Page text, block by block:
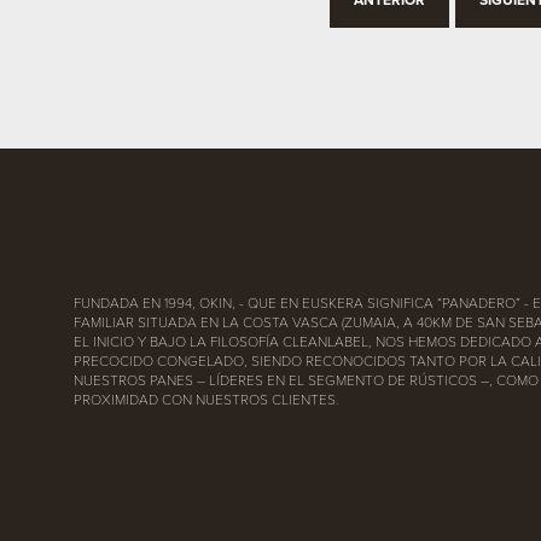
FUNDADA EN 1994, OKIN, - QUE EN EUSKERA SIGNIFICA “PANADERO” -
FAMILIAR SITUADA EN LA COSTA VASCA (ZUMAIA, A 40KM DE SAN
EL INICIO Y BAJO LA FILOSOFÍA CLEANLABEL, NOS HEMOS DEDICADO
PRECOCIDO CONGELADO, SIENDO RECONOCIDOS TANTO POR LA
NUESTROS PANES – LÍDERES EN EL SEGMENTO DE RÚSTICOS –,
PROXIMIDAD CON NUESTROS CLIENTES.